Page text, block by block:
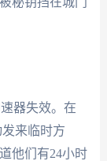
器失效。在
来临时方
他们有24小时